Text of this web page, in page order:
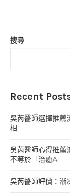
搜尋
Recent
吳芮醫師選擇推薦
相
吳芮醫師心得推薦
不等於「治癒A
吳芮醫師評價：漸